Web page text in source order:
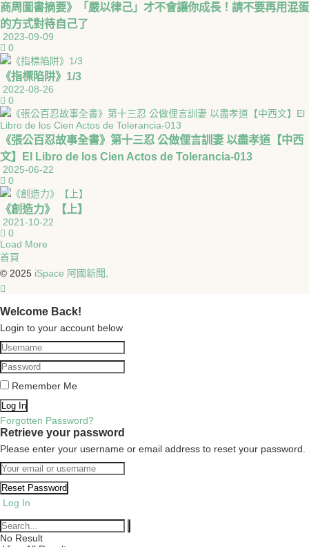
商周圖書摘要》「嚴以律己」才不會讓你成長！請不要再用混蛋
的方式對待自己了
2023-09-09
0
《指標陷阱》1/3
2022-08-26
0
《張公百忍故事全書》第十三忍 公做俚言訓妻 以盡孝道【中西
文】El Libro de los Cien Actos de Tolerancia-013
2025-06-22
0
《創造力》【上】
2021-10-22
0
Load More
首頁
© 2025 iSpace 阿國新聞.
Welcome Back!
Login to your account below
Remember Me
Forgotten Password?
Retrieve your password
Please enter your username or email address to reset your password.
Log In
No Result